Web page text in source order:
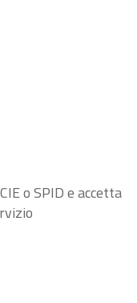
o SPID e accetta